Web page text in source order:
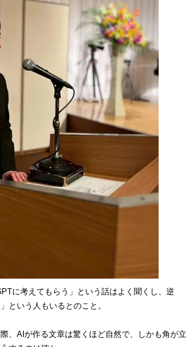
に考えてもらう」という話はよく聞くし、逆
という人もいるとのこと。
、AIが作る文章は驚くほど自然で、しかも角が立